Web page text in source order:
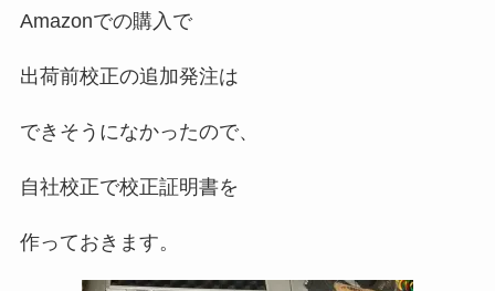
Amazonでの購入で
出荷前校正の追加発注は
できそうになかったので、
自社校正で校正証明書を
作っておきます。